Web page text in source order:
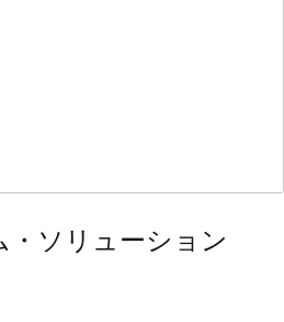
ソリューション